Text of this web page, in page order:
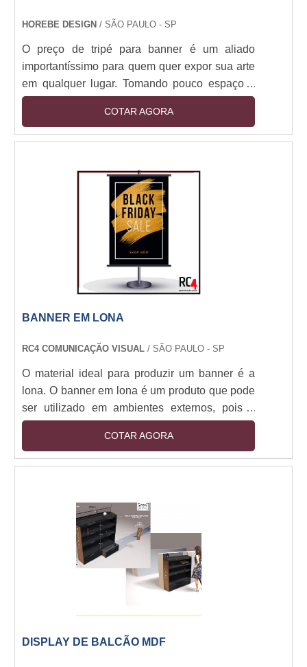
HOREBE DESIGN / SÃO PAULO - SP
O preço de tripé para banner é um aliado
importantíssimo para quem quer expor sua arte
em qualquer lugar. Tomando pouco espaço e
deixando a atenção principal para a arte
exposta em seu banner, o tripé tem fácil
montagem e transporte leve e descomplicado.
em qualquer lugar que sua demanda peça, o
equipamento vai mostrar ao seu público alvo
suas informações de forma ordeira e de boa
visualização,tend....
COTAR AGORA
BANNER EM LONA
RC4 COMUNICAÇÃO VISUAL / SÃO PAULO - SP
O material ideal para produzir um banner é a
lona. O banner em lona é um produto que pode
ser utilizado em ambientes externos, pois é
muito resistente. Ele pode ser exposto a
intempéries como os raios solares e a umidade,
pois não será danificado com rasgos e buracos.
banners Os banners são encontrados em
diversos tamanhos, geralmente em grande
porte, podendo ser ....
COTAR AGORA
DISPLAY DE BALCÃO MDF